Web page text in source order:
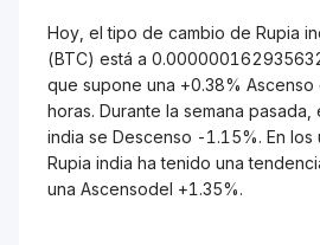
Hoy, el tipo de cambio de Rupia
(BTC) está a
que supone una +0.38% Ascenso
horas. Durante la semana pasada,
india se Descenso -1.15%. En los
Rupia india ha tenido una
una Ascensodel +1.35%.